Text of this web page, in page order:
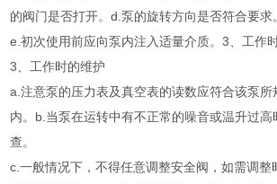
的阀门是否打开。d.泵的旋转方向是否符合要求
e.初次使用前应向泵内注入适量介质。3、工作
3、工作时的维护
a.注意泵的压力表及真空表的读数应符合该泵所
内。b.当泵在运转中有不正常的噪音或温升过高
查。
c.一般情况下，不得任意调整安全阀，如需调整